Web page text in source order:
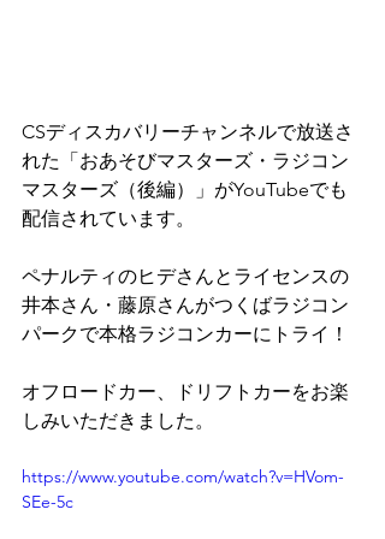
CSディスカバリーチャンネルで放送さ
れた「おあそびマスターズ・ラジコン
マスターズ（後編）」がYouTubeでも
配信されています。
ペナルティのヒデさんとライセンスの
井本さん・藤原さんがつくばラジコン
パークで本格ラジコンカーにトライ！
オフロードカー、ドリフトカーをお楽
しみいただきました。
https://www.youtube.com/watch?v=HVom-
SEe-5c